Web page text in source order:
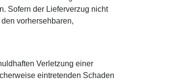
Sofern der Lieferverzug nicht
vorhersehbaren,
Verletzung einer
eintretenden Schaden